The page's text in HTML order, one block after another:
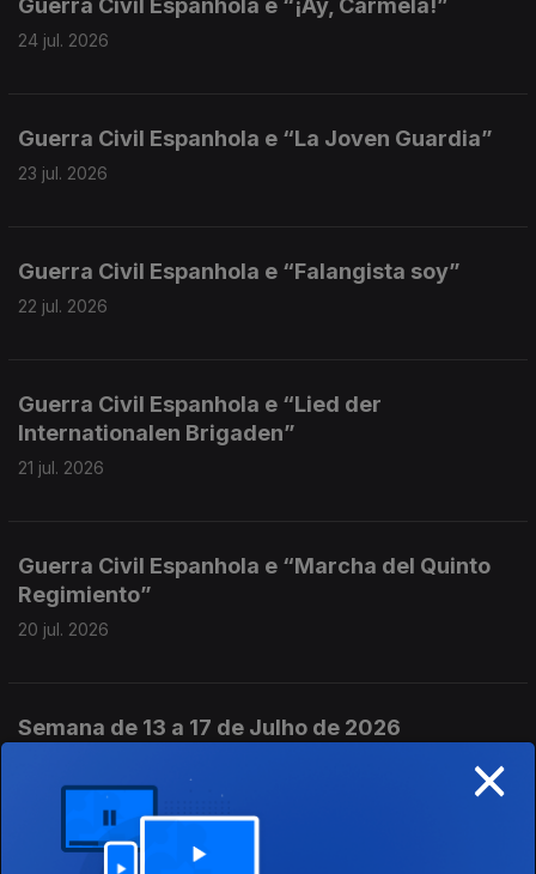
Guerra Civil Espanhola e “¡Ay, Carmela!”
24 jul. 2026
Guerra Civil Espanhola e “La Joven Guardia”
23 jul. 2026
Guerra Civil Espanhola e “Falangista soy”
22 jul. 2026
Guerra Civil Espanhola e “Lied der
Internationalen Brigaden”
21 jul. 2026
Guerra Civil Espanhola e “Marcha del Quinto
Regimiento”
20 jul. 2026
Semana de 13 a 17 de Julho de 2026
Guerra Civil Espanhola e “El Quinto
×